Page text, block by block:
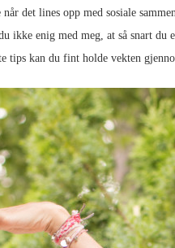
det lines opp med sosiale
ikke enig med meg, at så snart
tips kan du fint holde vekten